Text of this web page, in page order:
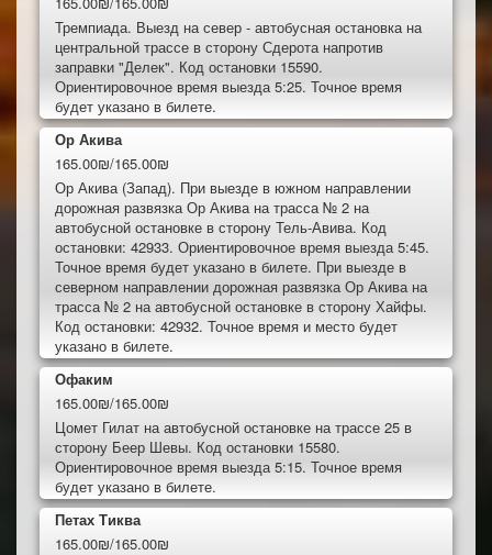
Тремпиада. Выезд на север - автобусная остановка на
центральной трассе в сторону Сдерота напротив
заправки "Делек". Код остановки 15590.
Ориентировочное время выезда 5:25. Точное время
будет указано в билете.
Ор Акива
165.00₪/165.00₪
Ор Акива (Запад). При выезде в южном направлении
дорожная развязка Ор Акива на трасса № 2 на
автобусной остановке в сторону Тель-Авива. Код
остановки: 42933. Ориентировочное время выезда 5:45.
Точное время будет указано в билете. При выезде в
северном направлении дорожная развязка Ор Акива на
трасса № 2 на автобусной остановке в сторону Хайфы.
Код остановки: 42932. Точное время и место будет
указано в билете.
Офаким
165.00₪/165.00₪
Цомет Гилат на автобусной остановке на трассе 25 в
сторону Беер Шевы. Код остановки 15580.
Ориентировочное время выезда 5:15. Точное время
будет указано в билете.
Петах Тиква
165.00₪/165.00₪